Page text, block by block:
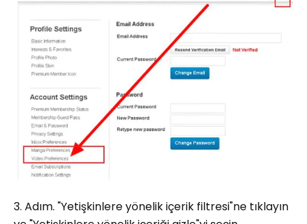
3. Adım. "Yetişkinlere yönelik içerik filtresi"ne tıklayın